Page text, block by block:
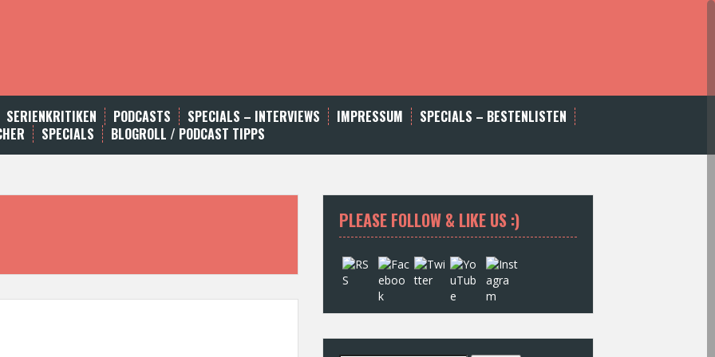
SERIENKRITIKEN PODCASTS SPECIALS – INTERVIEWS IMPRESSUM
SPECIALS – BESTENLISTEN
SPECIALS BLOGROLL / PODCAST TIPPS
PLEASE FOLLOW & LIKE US :)